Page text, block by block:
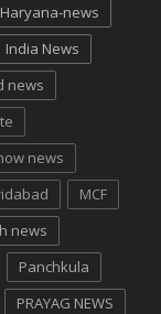
Haryana-news
India News
news
news
MCF
news
Panchkula
PRAYAG NEWS